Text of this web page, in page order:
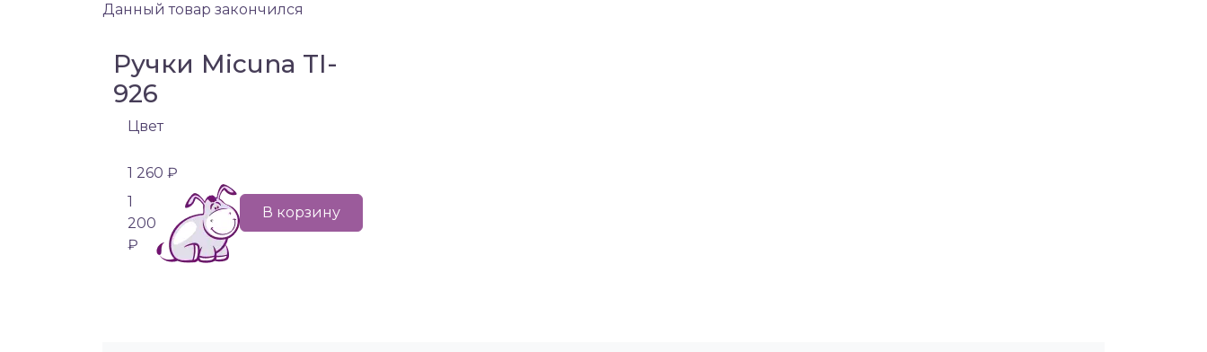
Данный товар закончился
Ручки Micuna TI-
926
Цвет
1 260 ₽
1
200
₽
В корзину